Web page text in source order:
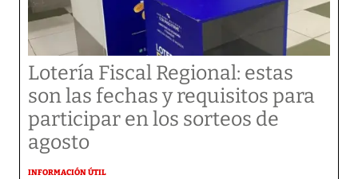
Lotería Fiscal Regional: estas
son las fechas y requisitos para
participar en los sorteos de
agosto
INFORMACIÓN ÚTIL